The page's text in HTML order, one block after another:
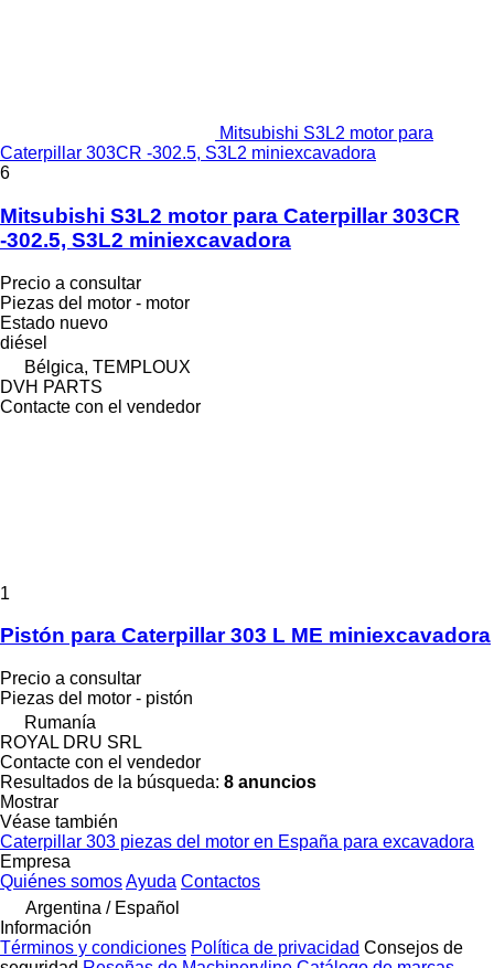
Mitsubishi S3L2 motor para
Caterpillar 303CR -302.5, S3L2 miniexcavadora
6
Mitsubishi S3L2 motor para Caterpillar 303CR
-302.5, S3L2 miniexcavadora
Precio a consultar
Piezas del motor - motor
Estado nuevo
diésel
Bélgica, TEMPLOUX
DVH PARTS
Contacte con el vendedor
1
Pistón para Caterpillar 303 L ME miniexcavadora
Precio a consultar
Piezas del motor - pistón
Rumanía
ROYAL DRU SRL
Contacte con el vendedor
Resultados de la búsqueda: 8 anuncios
Mostrar
Véase también
Caterpillar 303 piezas del motor en España para excavadora
Empresa
Quiénes somosAyuda Contactos
Argentina / Español
Información
Términos y condiciones Política de privacidad Consejos de